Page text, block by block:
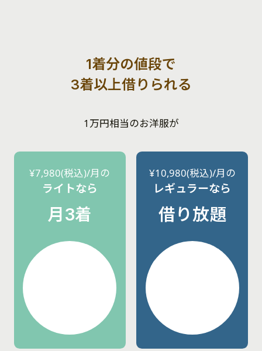
1着分の値段で
3着以上借りられる
1万円相当のお洋服が
¥7,980(税込)/月の
ライトなら
月3着
¥10,980(税込)/月の
レギュラーなら
借り放題